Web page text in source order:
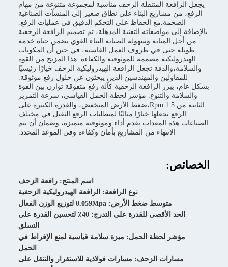
يجعل الرافعة المتنقلة الزحف مناسبة لمجموعة متنوعة من مهام
الرفع، من مشاريع البناء على نطاق صغير إلى المنشآت الصناعية
الضخمة.مع الحفاظ على التحكم الدقيق في عمليات الرفع.
بالإضافة إلى مواصفاته التقنية المذهلة، تم تصميم الرافعة الزحفية
من أجل المتانة وسهولة الصيانة.البناء القوي يضمن حياة خدمة
طويلة حتى في ظروف العمل القاسية، في حين أن المكونات
الهيدروليكية مصممة للموثوقية والكفاءة. هذا المزيج من القوة
والسلامة،والدقة تجعل الرافعة الهيدروليكية الزحف خيارًا رئيسيًا
للمقاولين والمهندسين الذين يبحثون عن حلول رفع موثوقة.
بشكل عام، يبرز الرافعة الزحفية كآلة رفع متفوقة توازن بين القوة
والسلامة والتنوع. مؤشر لحظة الحمل القياسي، سرعة التمرير
الثابتة من 1.5 Rpm،ضغط الأرض المنخفض، والقدرة الكبيرة على
الرفع تجعلها خيارًا مثاليًا لمتطلبات الرفع الثقيل في مختلف
الصناعات.هذه المعدات تقدم أداء وموثوقية متميزة، وضمان أن يتم
الانتهاء من المشاريع بأمان وكفاءة وفي الموعد المحدد.
الخصائص:
اسم المنتج: رافعة الزحف
نوع الرافعة: الرافعة الهيدروليكية الزحفية
متوسط ضغط الأرض: 0.059Mpa لتوزيع الوزن الفعال
الحد الأقصى للقدرة على التدرج: 40٪ لتحسين القدرة على
التسلق
مؤشر لحظة الحمل: ميزة سلامة قياسية لمنع الإفراط في
الحمل
مسارات الزحف: مسارات فولاذية للاستقرار والتنقل على